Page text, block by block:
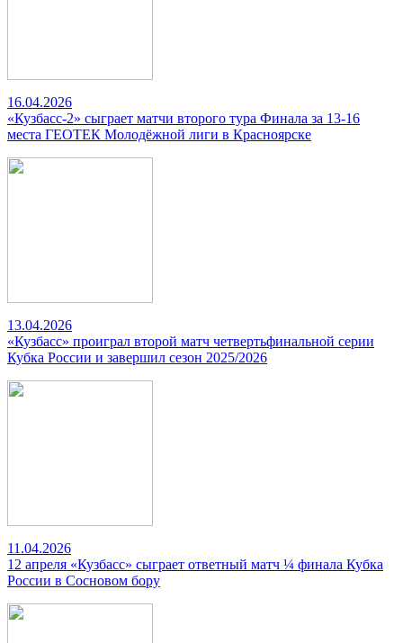
16.04.2026
«Кузбасс-2» сыграет матчи второго тура Финала за 13-16
места ГЕОТЕК Молодёжной лиги в Красноярске
13.04.2026
«Кузбасс» проиграл второй матч четвертьфинальной серии
Кубка России и завершил сезон 2025/2026
11.04.2026
12 апреля «Кузбасс» сыграет ответный матч ¼ финала Кубка
России в Сосновом бору